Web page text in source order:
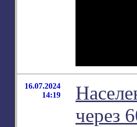
16.07.2024
14:19
через